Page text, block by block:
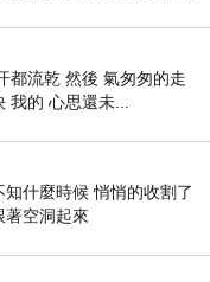
都流乾 然後 氣匆匆的走
的 心思還未...
什麼時候 悄悄的收割了
著空洞起來